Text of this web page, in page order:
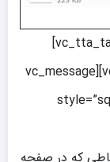
[/vc_column_text][/vc_tta_section][/vc_tta_tabs]
[/vc_column][/vc_row][vc_row][vc_column][vc_message
که در صفحه